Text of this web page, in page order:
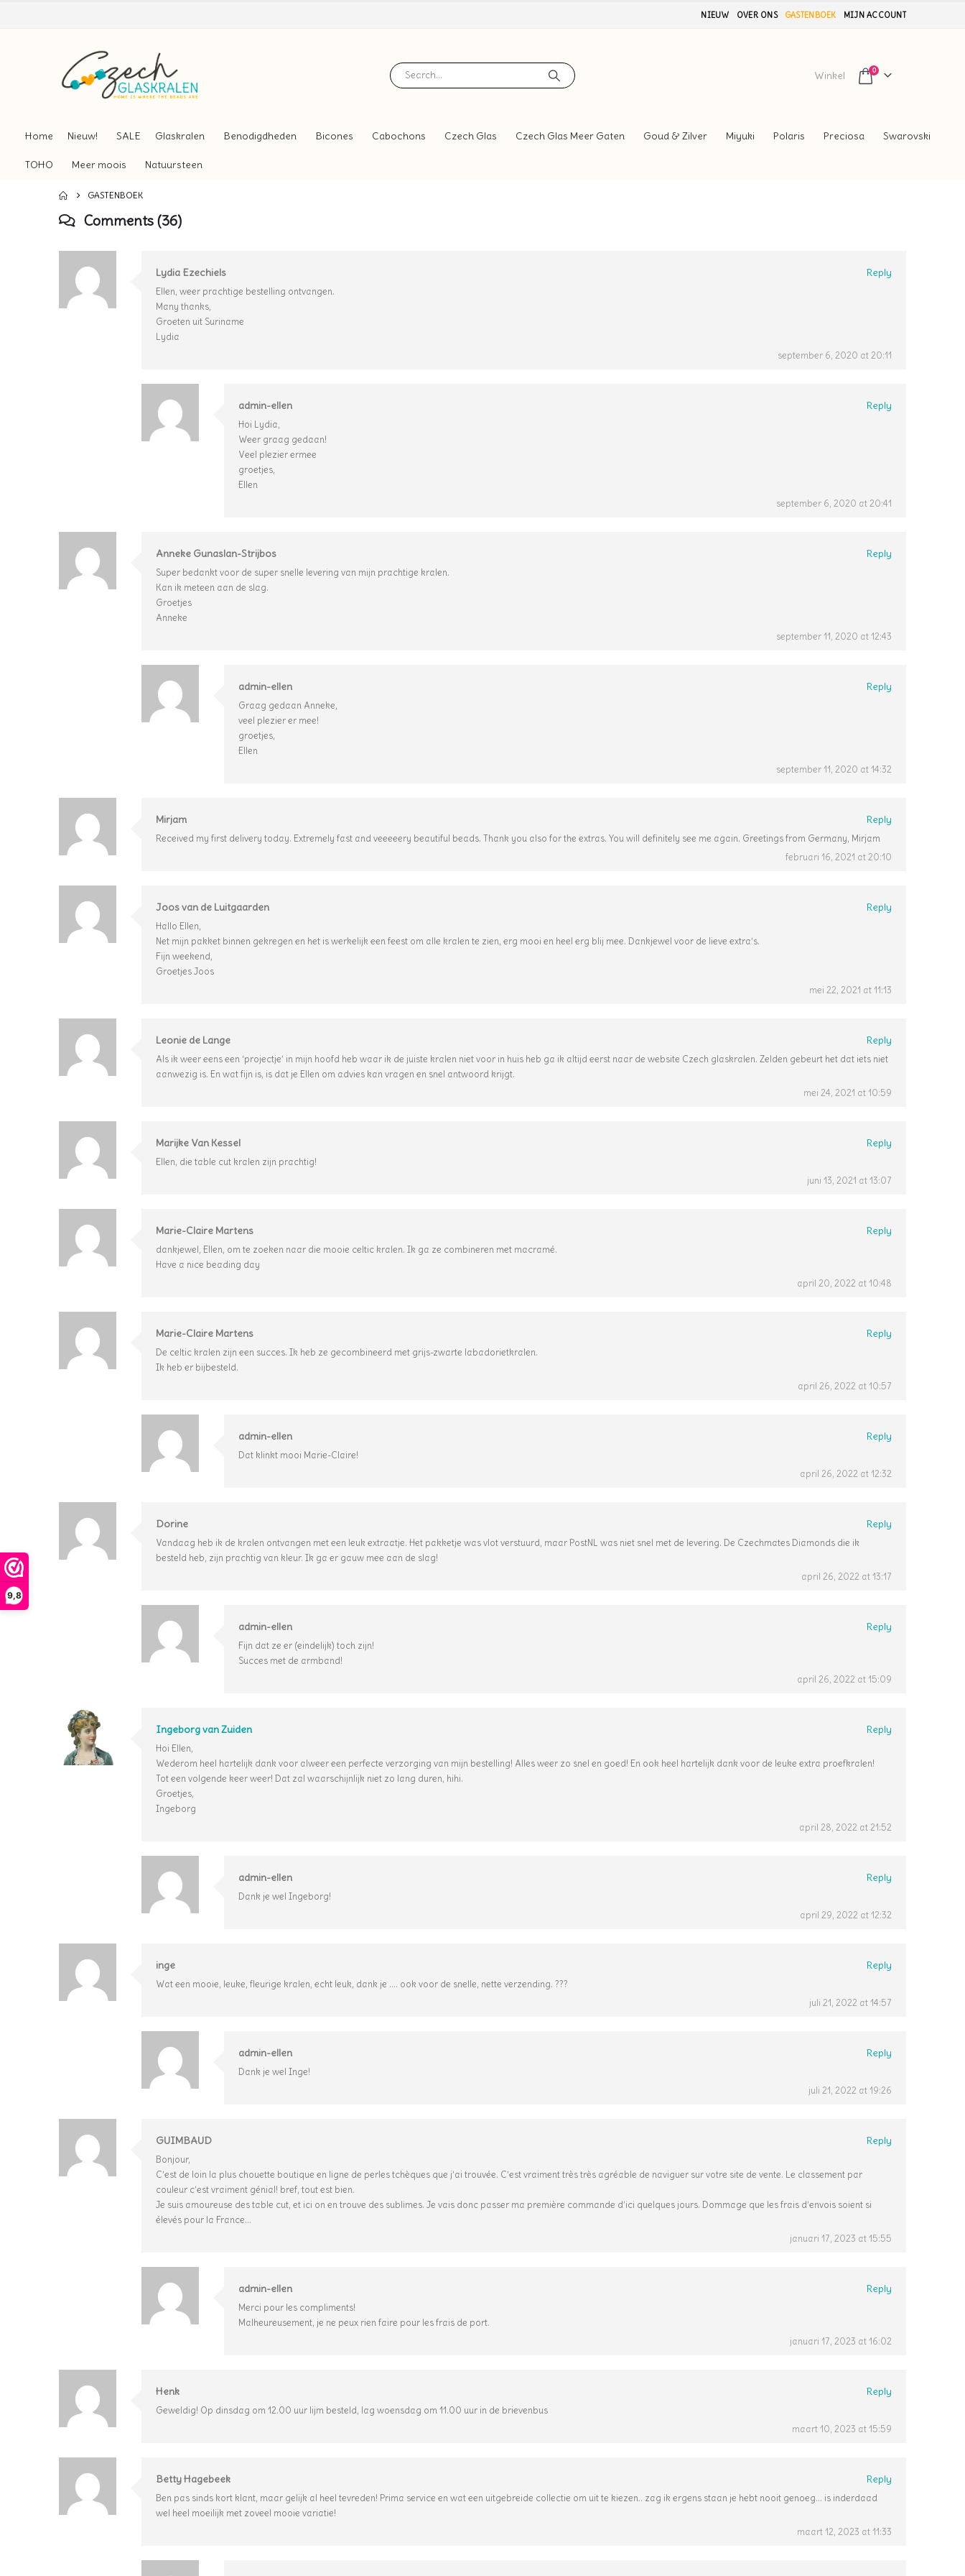
9,8
NIEUW OVER ONS GASTENBOEK MIJN ACCOUNT
Winkel 0
Home Nieuw! SALE Glaskralen Benodigdheden Bicones Cabochons Czech Glas Czech Glas Meer Gaten Goud & Zilver Miyuki Polaris Preciosa Swarovski
TOHO Meer moois Natuursteen
GASTENBOEK
Comments (36)
Lydia Ezechiels Reply
Ellen, weer prachtige bestelling ontvangen.
Many thanks,
Groeten uit Suriname
Lydia
september 6, 2020 at 20:11
admin-ellen Reply
Hoi Lydia,
Weer graag gedaan!
Veel plezier ermee
groetjes,
Ellen
september 6, 2020 at 20:41
Anneke Gunaslan-Strijbos Reply
Super bedankt voor de super snelle levering van mijn prachtige kralen.
Kan ik meteen aan de slag.
Groetjes
Anneke
september 11, 2020 at 12:43
admin-ellen Reply
Graag gedaan Anneke,
veel plezier er mee!
groetjes,
Ellen
september 11, 2020 at 14:32
Mirjam Reply
Received my first delivery today. Extremely fast and veeeeery beautiful beads. Thank you also for the extras. You will definitely see me again. Greetings from Germany, Mirjam
februari 16, 2021 at 20:10
Joos van de Luitgaarden Reply
Hallo Ellen,
Net mijn pakket binnen gekregen en het is werkelijk een feest om alle kralen te zien, erg mooi en heel erg blij mee. Dankjewel voor de lieve extra’s.
Fijn weekend,
Groetjes Joos
mei 22, 2021 at 11:13
Leonie de Lange Reply
Als ik weer eens een ‘projectje’ in mijn hoofd heb waar ik de juiste kralen niet voor in huis heb ga ik altijd eerst naar de website Czech glaskralen. Zelden gebeurt het dat iets niet
aanwezig is. En wat fijn is, is dat je Ellen om advies kan vragen en snel antwoord krijgt.
mei 24, 2021 at 10:59
Marijke Van Kessel Reply
Ellen, die table cut kralen zijn prachtig!
juni 13, 2021 at 13:07
Marie-Claire Martens Reply
dankjewel, Ellen, om te zoeken naar die mooie celtic kralen. Ik ga ze combineren met macramé.
Have a nice beading day
april 20, 2022 at 10:48
Marie-Claire Martens Reply
De celtic kralen zijn een succes. Ik heb ze gecombineerd met grijs-zwarte labadorietkralen.
Ik heb er bijbesteld.
april 26, 2022 at 10:57
admin-ellen Reply
Dat klinkt mooi Marie-Claire!
april 26, 2022 at 12:32
Dorine Reply
Vandaag heb ik de kralen ontvangen met een leuk extraatje. Het pakketje was vlot verstuurd, maar PostNL was niet snel met de levering. De Czechmates Diamonds die ik
besteld heb, zijn prachtig van kleur. Ik ga er gauw mee aan de slag!
april 26, 2022 at 13:17
admin-ellen Reply
Fijn dat ze er (eindelijk) toch zijn!
Succes met de armband!
april 26, 2022 at 15:09
Ingeborg van Zuiden Reply
Hoi Ellen,
Wederom heel hartelijk dank voor alweer een perfecte verzorging van mijn bestelling! Alles weer zo snel en goed! En ook heel hartelijk dank voor de leuke extra proefkralen!
Tot een volgende keer weer! Dat zal waarschijnlijk niet zo lang duren, hihi.
Groetjes,
Ingeborg
april 28, 2022 at 21:52
admin-ellen Reply
Dank je wel Ingeborg!
april 29, 2022 at 12:32
inge Reply
Wat een mooie, leuke, fleurige kralen, echt leuk, dank je …. ook voor de snelle, nette verzending. ???
juli 21, 2022 at 14:57
admin-ellen Reply
Dank je wel Inge!
juli 21, 2022 at 19:26
GUIMBAUD Reply
Bonjour,
C’est de loin la plus chouette boutique en ligne de perles tchèques que j’ai trouvée. C’est vraiment très très agréable de naviguer sur votre site de vente. Le classement par
couleur c’est vraiment génial! bref, tout est bien.
Je suis amoureuse des table cut, et ici on en trouve des sublimes. Je vais donc passer ma première commande d’ici quelques jours. Dommage que les frais d’envois soient si
élevés pour la France…
januari 17, 2023 at 15:55
admin-ellen Reply
Merci pour les compliments!
Malheureusement, je ne peux rien faire pour les frais de port.
januari 17, 2023 at 16:02
Henk Reply
Geweldig! Op dinsdag om 12.00 uur lijm besteld, lag woensdag om 11.00 uur in de brievenbus
maart 10, 2023 at 15:59
Betty Hagebeek Reply
Ben pas sinds kort klant, maar gelijk al heel tevreden! Prima service en wat een uitgebreide collectie om uit te kiezen.. zag ik ergens staan je hebt nooit genoeg… is inderdaad
wel heel moeilijk met zoveel mooie variatie!
maart 12, 2023 at 11:33